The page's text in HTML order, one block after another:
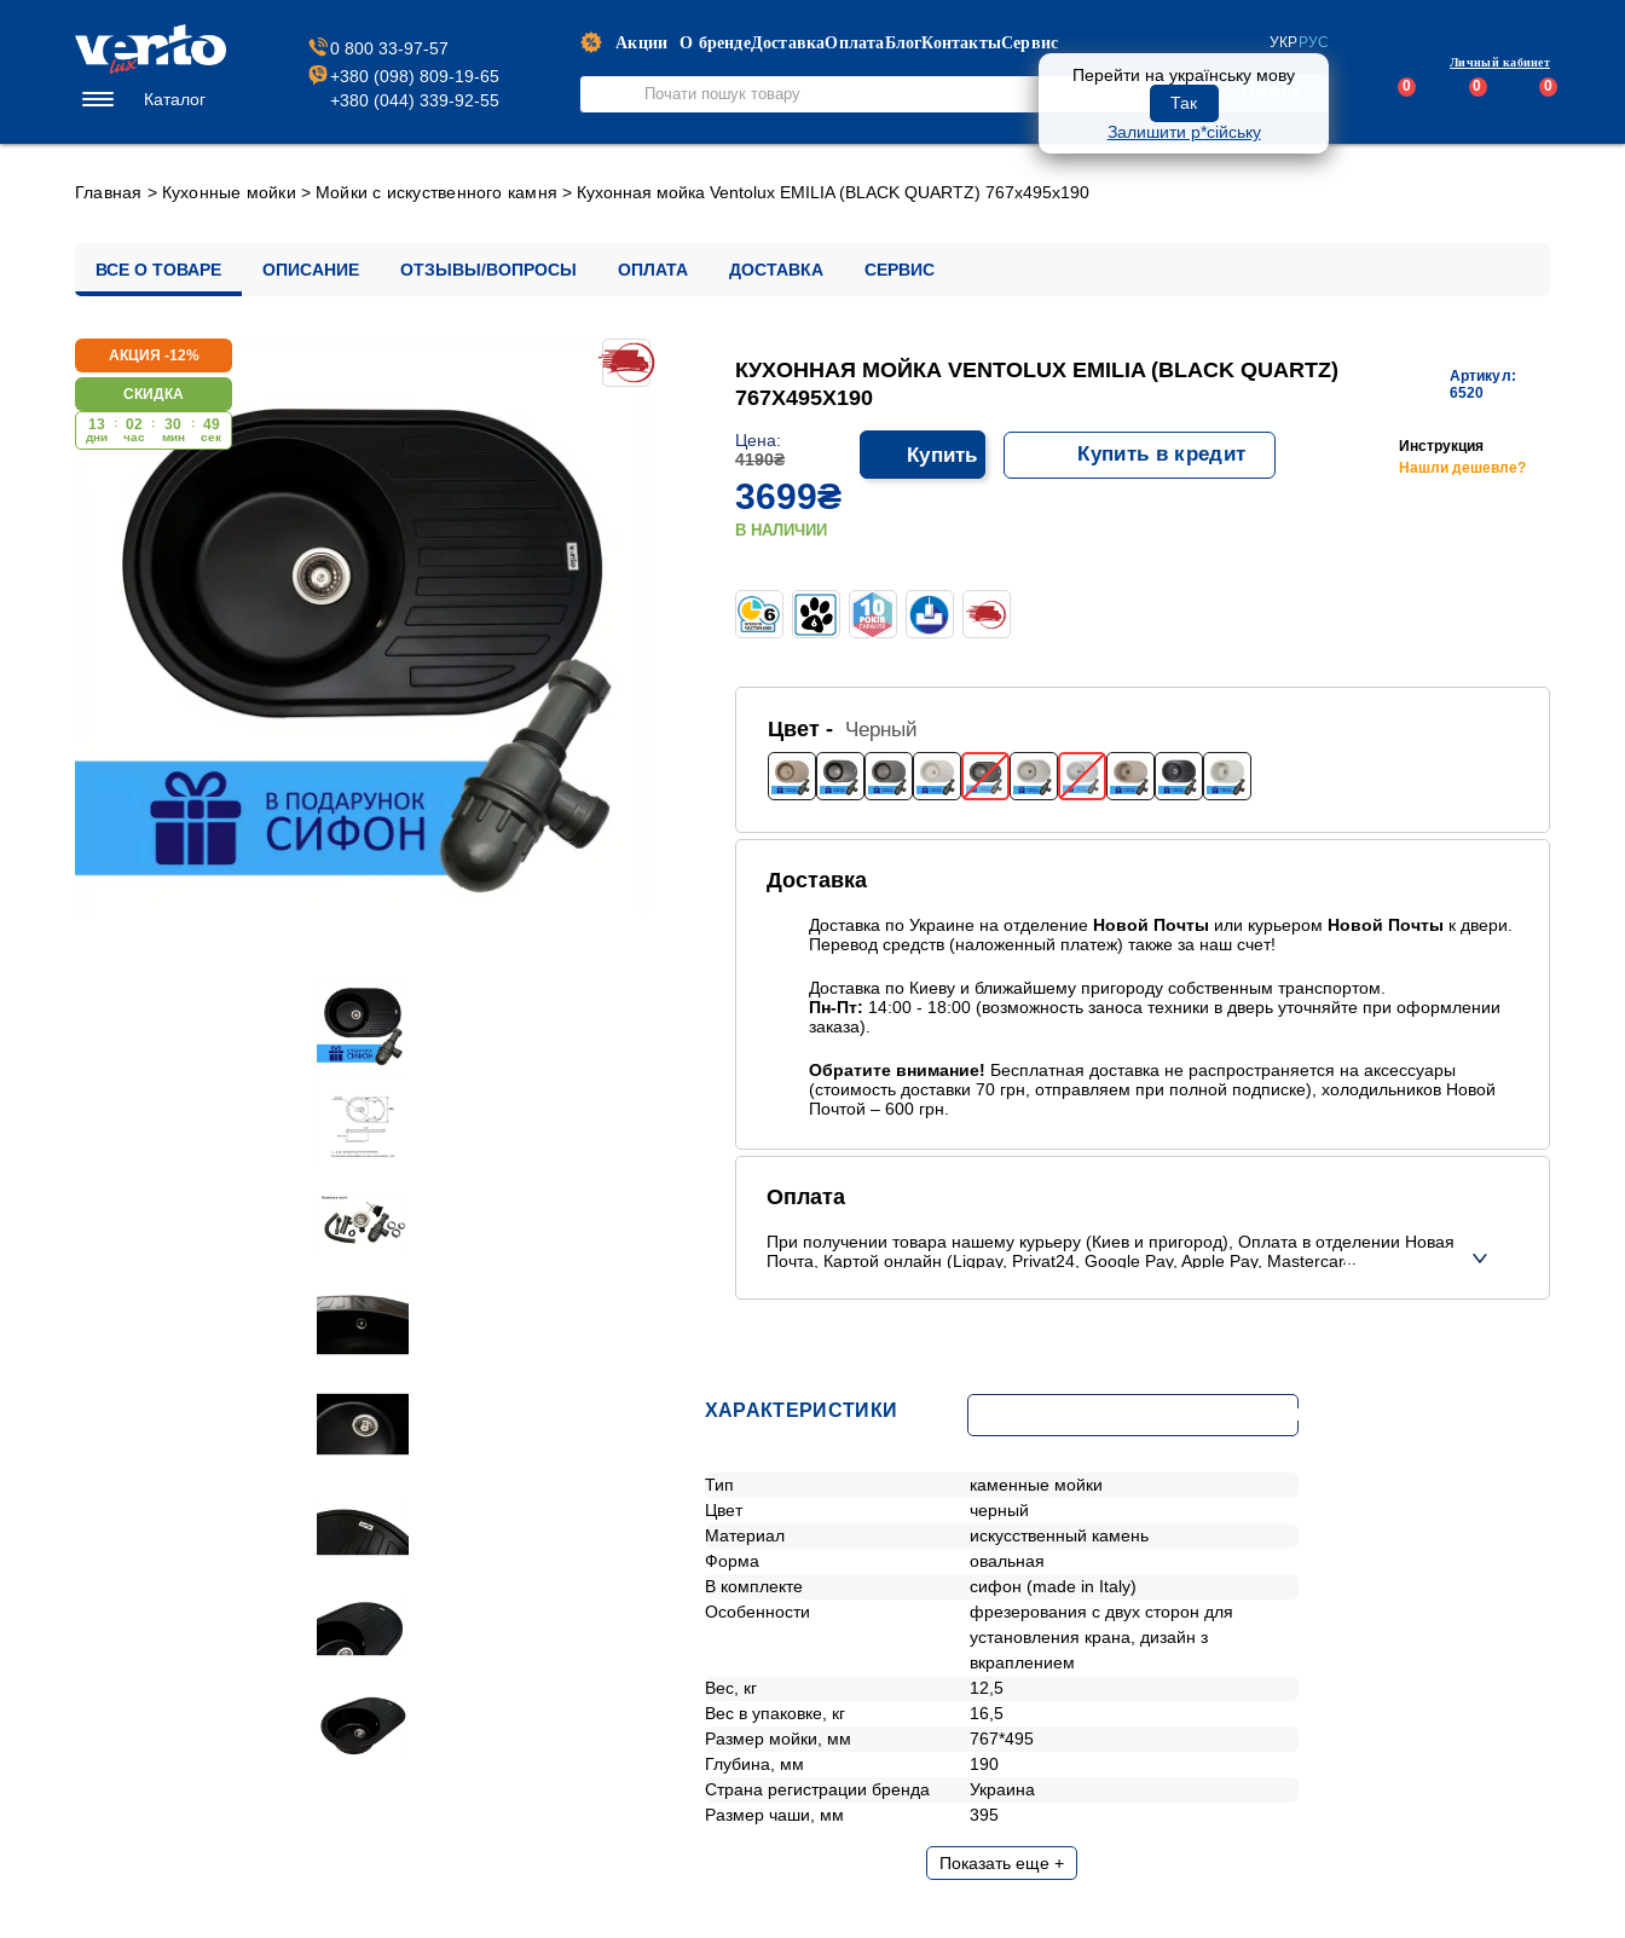
Каталог
0 800 33-97-57
+380 (098) 809-19-65
+380 (044) 339-92-55
Акции О брендеДоставкаОплатаБлогКонтактыСервис УКР РУС
Перейти на українську мову
Так
Залишити р*сійську
Поиск
Личный кабинет
0 0 0
Главная > Кухонные мойки > Мойки с искуственного камня > Кухонная мойка Ventolux EMILIA (BLACK QUARTZ) 767x495x190
ВСЕ О ТОВАРЕ ОПИСАНИЕ ОТЗЫВЫ/ВОПРОСЫ ОПЛАТА ДОСТАВКА СЕРВИС
АКЦИЯ -12%
СКИДКА
13
дни
: 02
час
: 30
мин
: 48
cек
КУХОННАЯ МОЙКА VENTOLUX EMILIA (BLACK QUARTZ)
767X495X190
Артикул:
6520
Цена:
4190₴
3699₴
В НАЛИЧИИ
Купить Купить в кредит
Инструкция
Нашли дешевле?
Цвет - Черный
Доставка
Доставка по Украине на отделение Новой Почты или курьером Новой Почты к двери.
Перевод средств (наложенный платеж) также за наш счет!
Доставка по Киеву и ближайшему пригороду собственным транспортом.
Пн-Пт: 14:00 - 18:00 (возможность заноса техники в дверь уточняйте при оформлении
заказа).
Обратите внимание! Бесплатная доставка не распространяется на аксессуары
(стоимость доставки 70 грн, отправляем при полной подписке), холодильников Новой
Почтой – 600 грн.
Оплата
При получении товара нашему курьеру (Киев и пригород), Оплата в отделении Новая
Почта, Картой онлайн (Liqpay, Privat24, Google Pay, Apple Pay, Mastercard, Visa),
ХАРАКТЕРИСТИКИ
Тип
каменные мойки
Цвет
черный
Материал
искусственный камень
Форма
овальная
В комплекте
сифон (made in Italy)
Особенности
фрезерования с двух сторон для
установления крана, дизайн з
вкраплением
Вес, кг
12,5
Вес в упаковке, кг
16,5
Размер мойки, мм
767*495
Глубина, мм
190
Страна регистрации бренда
Украина
Размер чаши, мм
395
Показать еще +